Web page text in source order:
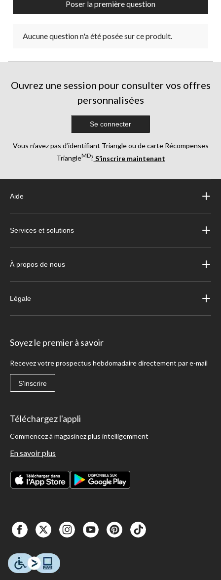
Poser la première question
Aucune question n'a été posée sur ce produit.
Ouvrez une session pour consulter vos offres
personnalisées
Se connecter
Vous n’avez pas d’identifiant Triangle ou de carte Récompenses
TriangleMD? S’inscrire maintenant
Aide
Services et solutions
À propos de nous
Légale
Soyez le premier à savoir
Recevez votre prospectus hebdomadaire directement par e-mail
S'inscrire
Téléchargez l'appli
Commencez à magasinez plus intelligemment
En savoir plus